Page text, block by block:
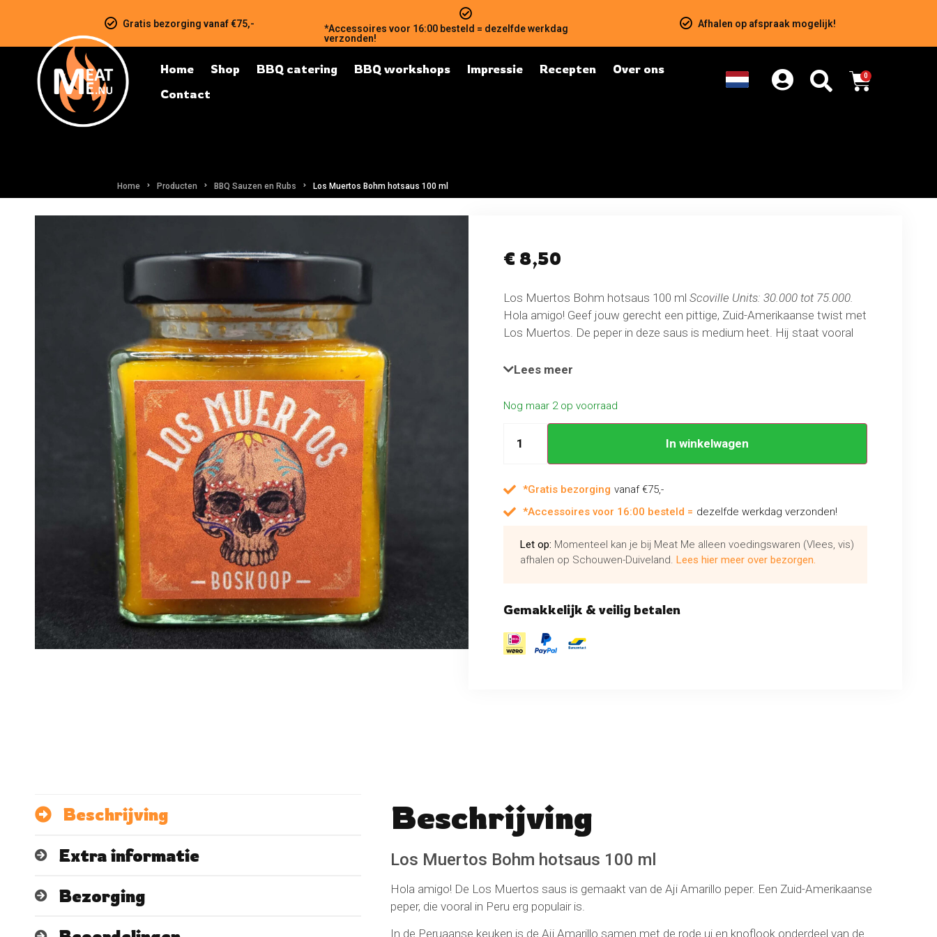
Gratis bezorging vanaf €75,-
*Accessoires voor 16:00 besteld = dezelfde werkdag
verzonden!
Afhalen op afspraak mogelijk!
Home Shop BBQ catering BBQ workshops Impressie Recepten
Over ons
Contact
0
Home Producten BBQ Sauzen en Rubs Los Muertos Bohm hotsaus 100 ml
€ 8,50
Los Muertos Bohm hotsaus 100 ml Scoville Units: 30.000 tot 75.000.
Hola amigo! Geef jouw gerecht een pittige, Zuid-Amerikaanse twist met
Los Muertos. De peper in deze saus is medium heet. Hij staat vooral
perzik en nectarine. Hierdoor is Los Muertos uitermate geschikt als
Lees meer
Nog maar 2 op voorraad
In winkelwagen
*Gratis bezorging vanaf €75,-
*Accessoires voor 16:00 besteld = dezelfde werkdag verzonden!
Let op: Momenteel kan je bij Meat Me alleen voedingswaren (Vlees, vis)
afhalen op Schouwen-Duiveland. Lees hier meer over bezorgen.
Gemakkelijk & veilig betalen
Beschrijving
Extra informatie
Bezorging
Beschrijving
Los Muertos Bohm hotsaus 100 ml
Hola amigo! De Los Muertos saus is gemaakt van de Aji Amarillo peper. Een Zuid-Amerikaanse
peper, die vooral in Peru erg populair is.
In de Peruaanse keuken is de Aji Amarillo samen met de rode ui en knoflook onderdeel van de
No reviews found Schrijf een beoordeling